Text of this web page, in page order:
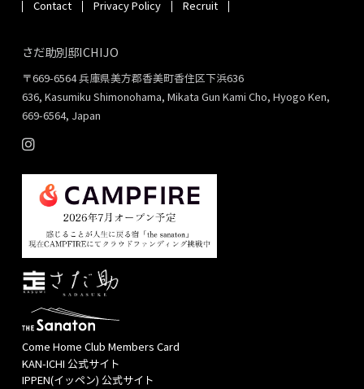
Contact Privacy Policy Recruit
さだ助別邸ICHIJO
〒669-6564 兵庫県美方郡香美町香住区下浜636
636, Kasumiku Shimonohama, Mikata Gun Kami Cho, Hyogo Ken,
669-6564, Japan
Come Home Club Members Card
KAN-ICHI 公式サイト
IPPEN(イッペン) 公式サイト